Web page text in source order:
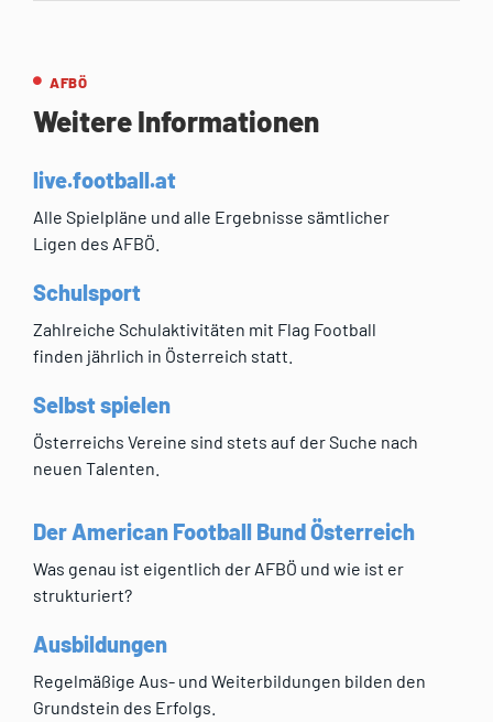
AFBÖ
Weitere Informationen
live.football.at
Alle Spielpläne und alle Ergebnisse sämtlicher
Ligen des AFBÖ.
Schulsport
Zahlreiche Schulaktivitäten mit Flag Football
finden jährlich in Österreich statt.
Selbst spielen
Österreichs Vereine sind stets auf der Suche nach
neuen Talenten.
Der American Football Bund Österreich
Was genau ist eigentlich der AFBÖ und wie ist er
strukturiert?
Ausbildungen
Regelmäßige Aus- und Weiterbildungen bilden den
Grundstein des Erfolgs.